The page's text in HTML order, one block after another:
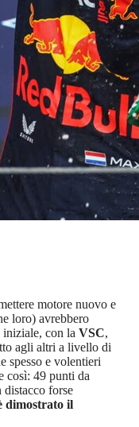
motore nuovo e
loro) avrebbero
iniziale, con la VSC,
agli altri a livello di
spesso e volentieri
così: 49 punti da
distacco forse
dimostrato il